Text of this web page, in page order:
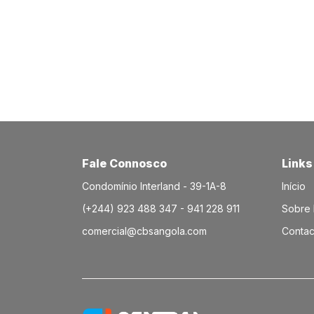
Fale Connosco
Condomínio Interland - 39-1A-8
(+244) 923 488 347 - 941 228 911
comercial@cbsangola.com
Início
Sobre